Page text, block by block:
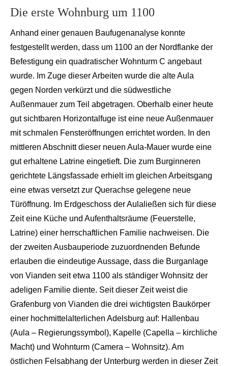
Die erste Wohnburg um 1100
Anhand einer genauen Baufugenanalyse konnte
festgestellt werden, dass um 1100 an der Nordflanke der
Befestigung ein quadratischer Wohnturm C angebaut
wurde. Im Zuge dieser Arbeiten wurde die alte Aula
gegen Norden verkürzt und die südwestliche
Außenmauer zum Teil abgetragen. Oberhalb einer heute
gut sichtbaren Horizontalfuge ist eine neue Außenmauer
mit schmalen Fensteröffnungen errichtet worden. In den
mittleren Abschnitt dieser neuen Aula-Mauer wurde eine
guterhaltene Latrine eingetieft. Die zum Burginneren
gerichtete Längsfassade erhielt im gleichen Arbeitsgang
eine etwas versetzt zur Querachse gelegene neue
Türöffnung. Im Erdgeschoss der Aula ließen sich für diese
Zeit eine Küche und Aufenthaltsräume (Feuerstelle,
Latrine) einer herrschaftlichen Familie nachweisen. Die
der zweiten Ausbauperiode zuzuordnenden Befunde
er lauben die eindeutige Aussage, dass die Burganlage
von Vianden seit etwa 1100 als ständiger Wohnsitz der
adeligen Familie diente. Seit dieser Zeit weist die
Grafenburg von Vianden die drei wichtigsten Baukörper
einer hochmittelalterlichen Adelsburg auf: Hallenbau
(Aula – Regierungssymbol), Kapelle (Capella – kirchliche
Macht) und Wohnturm (Camera – Wohnsitz). Am
östlichen Felsabhang der Unterburg werden in dieser Zeit